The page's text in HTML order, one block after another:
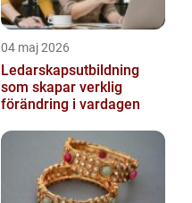
04 maj 2026
Ledarskapsutbildning
som skapar verklig
förändring i vardagen